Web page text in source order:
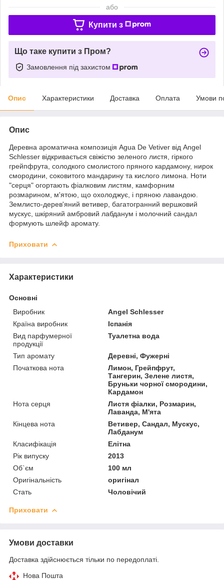
або
Купити з
Що таке купити з Пром?
Замовлення під захистом
Опис Характеристики Доставка Оплата Умови
Опис
Деревна ароматична композиція Agua De Vetiver від Angel
Schlesser відкривається свіжістю зеленого листя, гіркого
грейпфрута, солодкого смолистого пряного кардамону, нирок
смородини, соковитого мандарину та кислого лимона. Ноти
"серця" огортають фіалковим листям, камфорним
розмарином, м'ятою, що охолоджує, і пряною лавандою.
Землисто-дерев'яний ветивер, багатогранний вершковий
мускус, шкіряний амбровий лабданум і молочний сандал
формують шлейф аромату.
Приховати
Характеристики
Основні
Виробник
Angel Schlesser
Країна виробник
Іспанія
Вид парфумерної
продукції
Туалетна вода
Тип аромату
Деревні, Фужерні
Початкова нота
Лимон, Грейпфрут,
Тангерин, Зелене листя,
Бруньки чорної смородини,
Кардамон
Нота серця
Листя фіалки, Розмарин,
Лаванда, М'ята
Кінцева нота
Ветивер, Сандал, Мускус,
Лабданум
Класифікація
Елітна
Рік випуску
2013
Об`єм
100 мл
Оригінальність
оригінал
Стать
Чоловічий
Приховати
Умови доставки
Доставка здійснюється тільки по передоплаті.
Нова Пошта